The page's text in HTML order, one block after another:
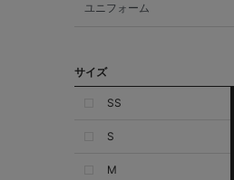
ユニフォーム
サイズ
SS
S
M